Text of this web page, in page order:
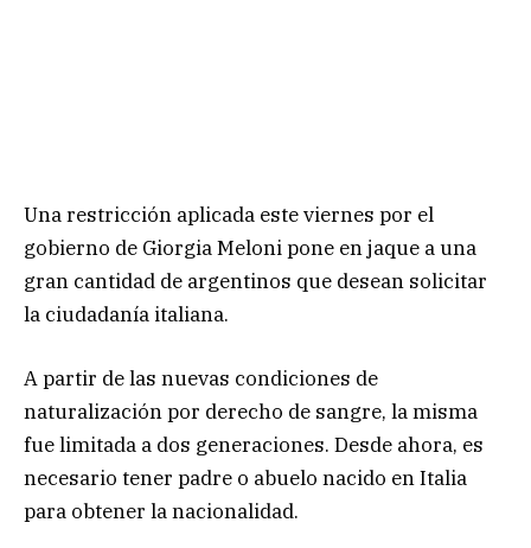
Una restricción aplicada este viernes por el
gobierno de Giorgia Meloni pone en jaque a una
gran cantidad de argentinos que desean solicitar
la ciudadanía italiana.
A partir de las nuevas condiciones de
naturalización por derecho de sangre, la misma
fue limitada a dos generaciones. Desde ahora, es
necesario tener padre o abuelo nacido en Italia
para obtener la nacionalidad.